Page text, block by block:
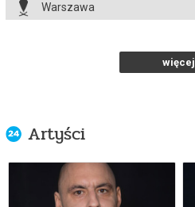
Warszawa
NA RAUSZU
17.11.2026 , g. 19:00
Warszawa
więcej
Artyści